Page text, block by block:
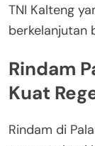
TNI Kalteng
berkelanjutan
Rindam
Kuat
Rindam di